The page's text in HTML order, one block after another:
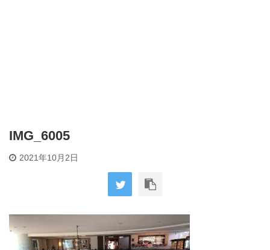
IMG_6005
2021年10月2日